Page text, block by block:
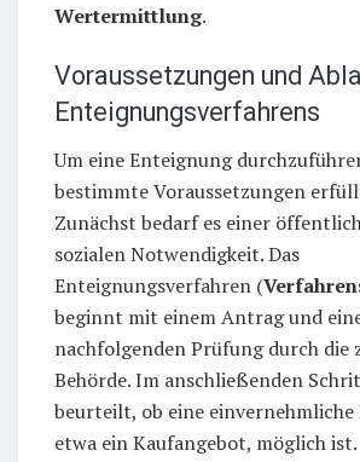
Wertermittlung.
Voraussetzungen und
Enteignungsverfahrens
Um eine Enteignung
bestimmte Voraussetzungen
Zunächst bedarf es einer
sozialen Notwendigkeit. Das
Enteignungsverfahren (
beginnt mit einem Antrag und
nachfolgenden Prüfung durch die
Behörde. Im anschließenden
beurteilt, ob eine einvernehmliche
etwa ein Kaufangebot, möglich ist.